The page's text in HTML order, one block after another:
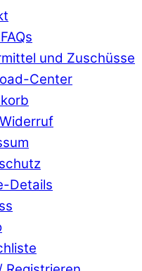
und Zuschüsse
Center
Details